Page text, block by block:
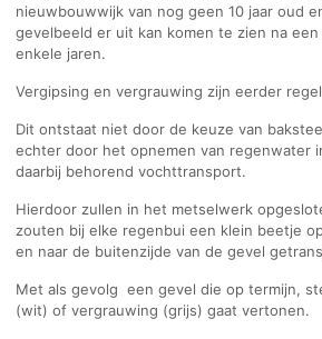
nieuwbouwwijk van nog geen 10 jaar oud
gevelbeeld er uit kan komen te zien na
enkele jaren.
Vergipsing en vergrauwing zijn eerder
Dit ontstaat niet door de keuze van
echter door het opnemen van regenwater
daarbij behorend vochttransport.
Hierdoor zullen in het metselwerk
zouten bij elke regenbui een klein beetje
en naar de buitenzijde van de gevel
Met als gevolg een gevel die op termijn,
(wit) of vergrauwing (grijs) gaat vertonen.